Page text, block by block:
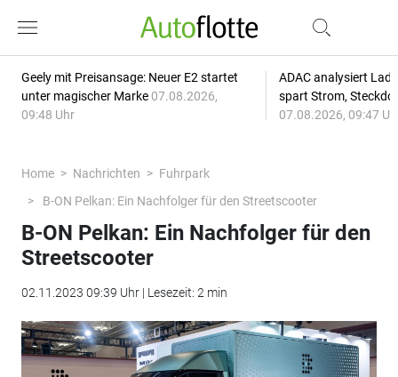
Geely mit Preisansage: Neuer E2 startet
unter magischer Marke 07.08.2026,
09:48 Uhr
ADAC analysiert
spart Strom,
07.08.2026, 09:47
Home Nachrichten
Fuhrpark
B-ON Pelkan: Ein Nachfolger für den Streetscooter
B-ON Pelkan: Ein Nachfolger für den
Streetscooter
02.11.2023 09:39 Uhr | Lesezeit: 2 min